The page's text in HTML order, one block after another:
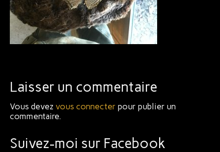
Bijoux
Laisser un commentaire
Vous devez vous connecter pour publier un
commentaire.
Suivez-moi sur Facebook